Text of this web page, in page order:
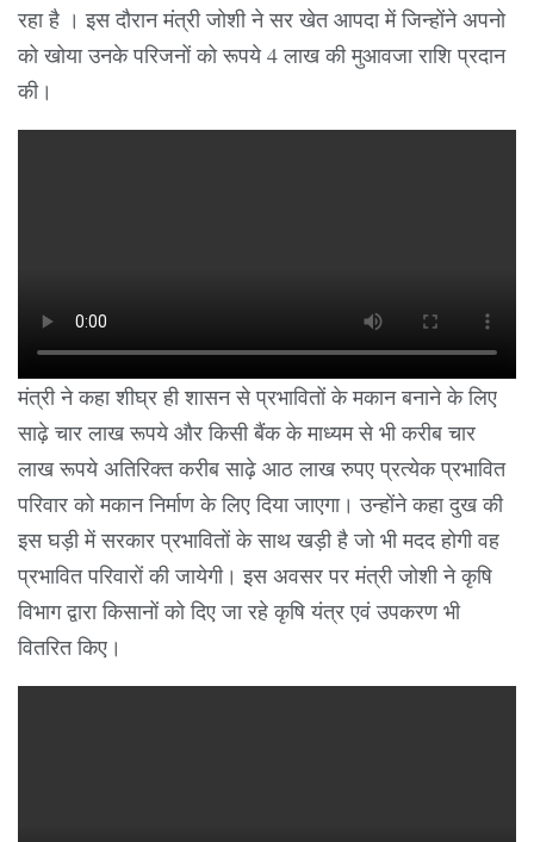
रहा है । इस दौरान मंत्री जोशी ने सर खेत आपदा में जिन्होंने अपनो
को खोया उनके परिजनों को रूपये 4 लाख की मुआवजा राशि प्रदान
की।
मंत्री ने कहा शीघ्र ही शासन से प्रभावितों के मकान बनाने के लिए
साढ़े चार लाख रूपये और किसी बैंक के माध्यम से भी करीब चार
लाख रूपये अतिरिक्त करीब साढ़े आठ लाख रुपए प्रत्येक प्रभावित
परिवार को मकान निर्माण के लिए दिया जाएगा। उन्होंने कहा दुख की
इस घड़ी में सरकार प्रभावितों के साथ खड़ी है जो भी मदद होगी वह
प्रभावित परिवारों की जायेगी। इस अवसर पर मंत्री जोशी ने कृषि
विभाग द्वारा किसानों को दिए जा रहे कृषि यंत्र एवं उपकरण भी
वितरित किए।